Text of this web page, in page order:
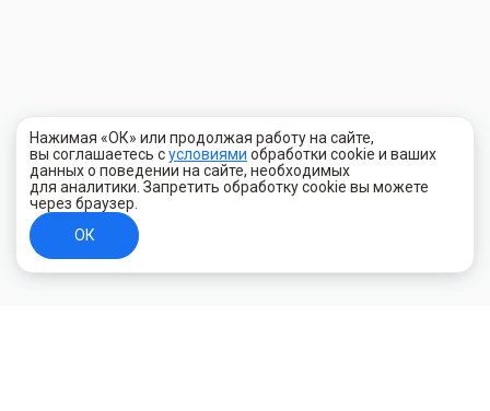
Нажимая «ОК» или продолжая работу на сайте,
вы соглашаетесь сусловиями обработки cookie и ваших
данных о поведении на сайте, необходимых
для аналитики. Запретить обработку cookie вы можете
через браузер.
ОК